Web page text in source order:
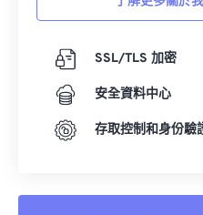
SSL/TLS 加密
安全資料中心
存取控制和身份驗